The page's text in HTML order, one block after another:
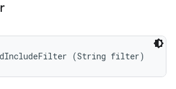
(String filter)